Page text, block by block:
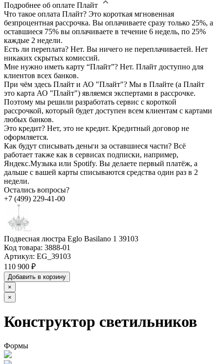
Подробнее об оплате Плайт
Что такое оплата Плайт? Это короткая мгновенная
безпроцентная рассрочка. Вы оплачиваете сразу только 25%, а
оставшиеся 75% вы оплачиваете в течение 6 недель, по 25%
каждые 2 недели.
Есть ли переплата? Нет. Вы ничего не переплачиваетей. Нет
никаких скрытых комиссий.
Мне нужно иметь карту “Плайт”? Нет. Плайт доступно для
клиентов всех банков.
При чём здесь Плайт и АО "Плайт"? Мы в Плайте (а Плайт
это карта АО "Плайт") являемся экспертами в рассрочке.
Поэтому мы решили разработать сервис с короткой
рассрочкой, который будет доступен всем клиентам с картами
любых банков.
Это кредит? Нет, это не кредит. Кредитный договор не
оформляется.
Как будут списывать деньги за оставшиеся части? Всё
работает также как в сервисах подписки, например,
Яндекс.Музыка или Spotify. Вы делаете первый платёж, а
дальше с вашей карты списываются средства один раз в 2
недели.
Остались вопросы?
+7 (499) 229-41-00
Подвесная люстра Eglo Basilano 1 39103
Код товара: 3888-01
Артикул: EG_39103
110 900 ₽
Добавить в корзину
×
×
Конструктор светильников
Формы